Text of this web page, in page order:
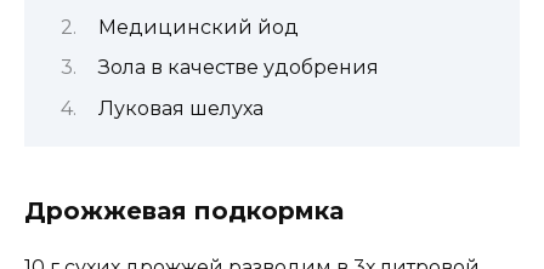
Медицинский йод
Зола в качестве удобрения
Луковая шелуха
Дрожжевая подкормка